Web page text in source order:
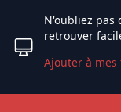
N'oubliez pas
retrouver
Ajouter à mes